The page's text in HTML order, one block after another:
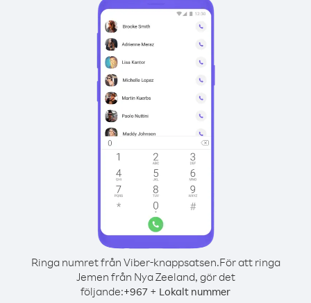
Ringa numret från Viber-knappsatsen.För att ringa
Jemen från Nya Zeeland, gör det
följande:+967 + Lokalt nummer